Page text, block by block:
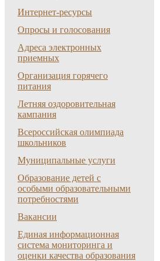
Интернет-ресурсы
Опросы и голосования
Адреса электронных
приемных
Организация горячего
питания
Летняя оздоровительная
кампания
Всероссийская олимпиада
школьников
Муниципальные услуги
Образование детей с
особыми образовательными
потребностями
Вакансии
Единая информационная
система мониторинга и
оценки качества образования